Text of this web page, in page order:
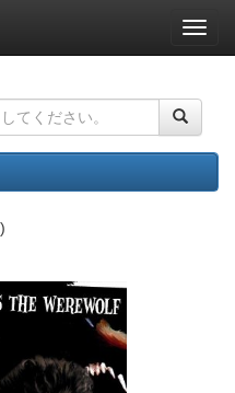
ナ
ビ
ー
ョ
ン